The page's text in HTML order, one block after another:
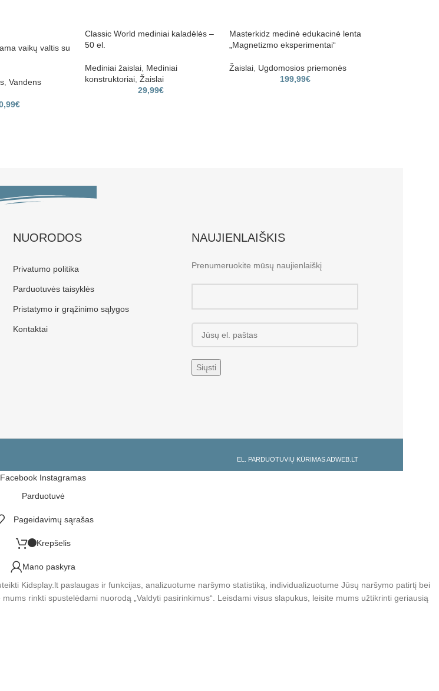
vaikų valtis su
, Vandens
€
Classic World mediniai kaladėlės –
50 el.
Mediniai žaislai Mediniai
konstruktoriai Žaislai
29,99€
Masterkidz medinė edukacinė lenta
„Magnetizmo eksperimentai“
Žaislai, Ugdomosios priemonės
199,99€
NUORODOS
Privatumo politika
Parduotuvės taisyklės
Pristatymo ir grąžinimo sąlygos
Kontaktai
NAUJIENLAIŠKIS
Prenumeruokite mūsų naujienlaiškį
EL. PARDUOTUVIŲ KŪRIMAS ADWEB.LT
Facebook Instagramas
Parduotuvė
Pageidavimų sąrašas
Krepšelis
Mano paskyra
Kidsplay.lt paslaugas ir funkcijas, analizuotume naršymo statistiką, individualizuotume Jūsų naršymo patirtį bei
rinkti spustelėdami nuorodą „Valdyti pasirinkimus“. Leisdami visus slapukus, leisite mums užtikrinti geriausią